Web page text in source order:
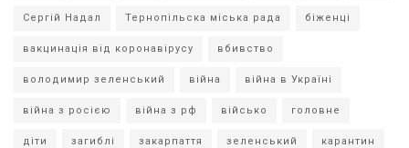
Сергій Надал Тернопільска міська рада біженці
вакцинація від коронавірусу вбивство
володимир зеленський війна війна в Україні
війна з росією війна з рф військо головне
діти загиблі закарпаття зеленський карантин